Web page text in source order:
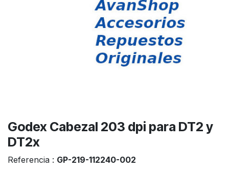
Godex Cabezal 203 dpi para DT2 y
DT2x
Referencia : GP-219-112240-002